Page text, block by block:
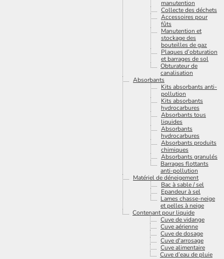
manutention
Collecte des déchets
Accessoires pour
fûts
Manutention et
stockage des
bouteilles de gaz
Plaques d’obturation
et barrages de sol
Obturateur de
canalisation
Absorbants
Kits absorbants anti-
pollution
Kits absorbants
hydrocarbures
Absorbants tous
liquides
Absorbants
hydrocarbures
Absorbants produits
chimiques
Absorbants granulés
Barrages flottants
anti-pollution
Matériel de déneigement
Bac à sable / sel
Epandeur à sel
Lames chasse-neige
et pelles à neige
Contenant pour liquide
Cuve de vidange
Cuve aérienne
Cuve de dosage
Cuve d'arrosage
Cuve alimentaire
Cuve d’eau de pluie